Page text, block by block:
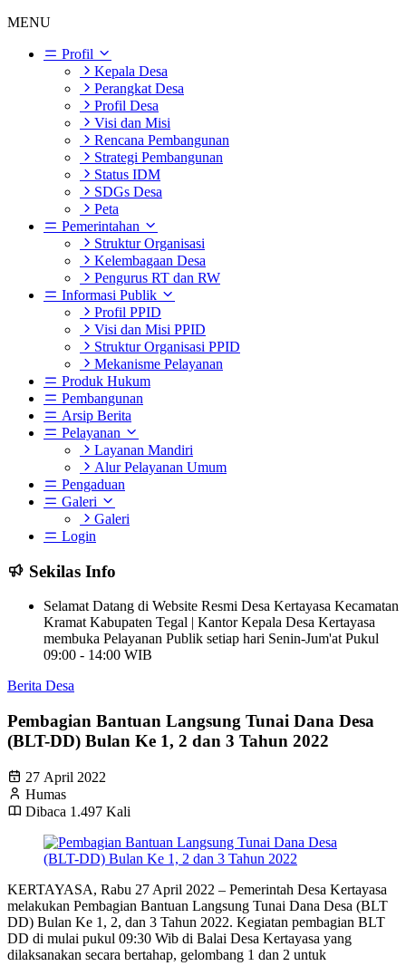
MENU
Profil
Kepala Desa
Perangkat Desa
Profil Desa
Visi dan Misi
Rencana Pembangunan
Strategi Pembangunan
Status IDM
SDGs Desa
Peta
Pemerintahan
Struktur Organisasi
Kelembagaan Desa
Pengurus RT dan RW
Informasi Publik
Profil PPID
Visi dan Misi PPID
Struktur Organisasi PPID
Mekanisme Pelayanan
Produk Hukum
Pembangunan
Arsip Berita
Pelayanan
Layanan Mandiri
Alur Pelayanan Umum
Pengaduan
Galeri
Galeri
Login
Sekilas Info
Selamat Datang di Website Resmi Desa Kertayasa Kecamatan
Kramat Kabupaten Tegal | Kantor Kepala Desa Kertayasa
membuka Pelayanan Publik setiap hari Senin-Jum'at Pukul
09:00 - 14:00 WIB
Berita Desa
Pembagian Bantuan Langsung Tunai Dana Desa
(BLT-DD) Bulan Ke 1, 2 dan 3 Tahun 2022
27 April 2022
Humas
Dibaca 1.497 Kali
KERTAYASA, Rabu 27 April 2022 – Pemerintah Desa Kertayasa
melakukan Pembagian Bantuan Langsung Tunai Dana Desa (BLT
DD) Bulan Ke 1, 2, dan 3 Tahun 2022. Kegiatan pembagian BLT
DD di mulai pukul 09:30 Wib di Balai Desa Kertayasa yang
dilaksanakan secara bertahap, gelombang 1 dan 2 untuk